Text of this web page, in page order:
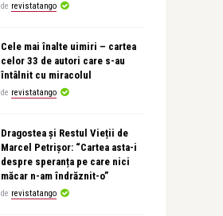
de revistatango
Cele mai înalte uimiri – cartea
celor 33 de autori care s-au
întâlnit cu miracolul
de revistatango
Dragostea și Restul Vieții de
Marcel Petrișor: “Cartea asta-i
despre speranța pe care nici
măcar n-am îndrăznit-o”
de revistatango